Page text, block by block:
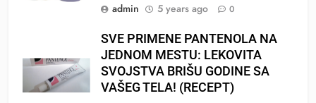
admin
5 years ago 0
SVE PRIMENE PANTENOLA NA
JEDNOM MESTU: LEKOVITA
SVOJSTVA BRIŠU GODINE SA
VAŠEG TELA! (RECEPT)